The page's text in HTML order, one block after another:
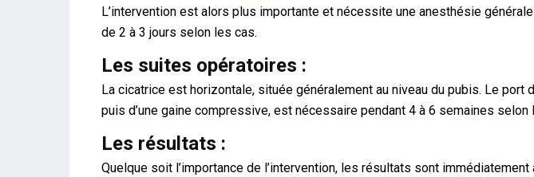
L’intervention est alors plus importante et nécessite une anesthésie
de 2 à 3 jours selon les cas.
Les suites opératoires :
La cicatrice est horizontale, située généralement au niveau du pubis. Le port
puis d’une gaine compressive, est nécessaire pendant 4 à 6 semaines selon
Les résultats :
Quelque soit l’importance de l’intervention, les résultats sont